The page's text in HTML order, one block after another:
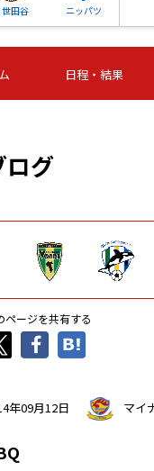
世田谷 ニッパツ
第16節 09/05 (土) 15:00
ニッパツ
-
合結果 次節
日程・結果
ログ
ページを共有する
年09月12日 マイ